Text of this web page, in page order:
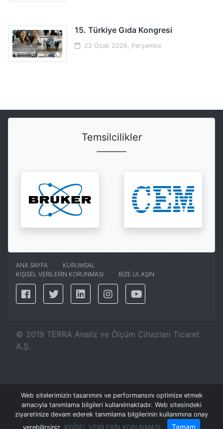
15. Türkiye Gıda Kongresi
22 Ocak 2026, Perşembe
Web sitelerimizin tasarımını ve performansını optimize etmek
amacıyla tanımlama bilgileri kullanılmaktadır. Web sitesindeki
ziyaretinize devam ederek tanımlama bilgilerinin kullanımına onay
verebilirsiniz. KİŞİSEL VERİLERİN KORUNMASI Tamam
Temsilcilikler
ANA SAYFA
KURUMSAL
KİŞİSEL VERİLERİN KORUNMASI
BİZE ULAŞIN
© 2019 TERRA Analiz ve Ölçüm Cihazları Ticaret
A.Ş.